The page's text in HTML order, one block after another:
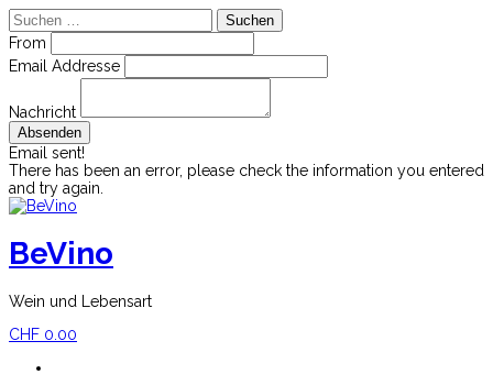
Suchen
nach:
From
Email Addresse
Nachricht
Email sent!
There has been an error, please check the information you entered
and try again.
Skip
content
BeVino
Wein und Lebensart
CHF 0.00